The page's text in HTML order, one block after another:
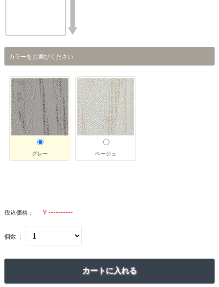
カラーをお選びください
グレー ベージュ
税込価格：
個数 ：